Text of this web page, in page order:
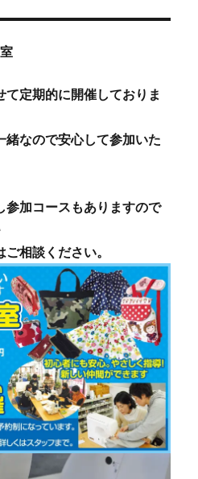
て定期的に開催しておりま
緒なので安心して参加いた
参加コースもありますので
相談ください。